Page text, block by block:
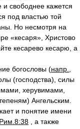
и свободнее кажется
под властью той
Но несмотря на
«кесаря», Христово
кесарево кесарю, а
богословы (напр.
(господства), силы
херувимами,
Ангельским.
и понятие имени
Рим.8:38 , а также